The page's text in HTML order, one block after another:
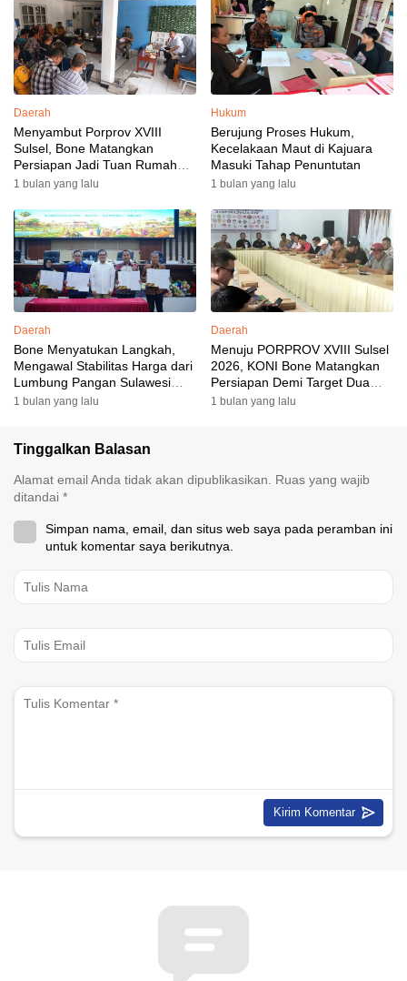
Daerah
Menyambut Porprov XVIII
Sulsel, Bone Matangkan
Persiapan Jadi Tuan Rumah
yang Berkesan: Wakil Bupati
Targetkan Venue dan
Akomodasi Rampung
1 bulan yang lalu
Hukum
Berujung Proses Hukum,
Kecelakaan Maut di Kajuara
Masuki Tahap Penuntutan
1 bulan yang lalu
Daerah
Bone Menyatukan Langkah,
Mengawal Stabilitas Harga dari
Lumbung Pangan Sulawesi
Selatan
1 bulan yang lalu
Daerah
Menuju PORPROV XVIII Sulsel
2026, KONI Bone Matangkan
Persiapan Demi Target Dua
Besar
1 bulan yang lalu
Tinggalkan Balasan
Alamat email Anda tidak akan dipublikasikan. Ruas yang wajib
ditandai *
Simpan nama, email, dan situs web saya pada peramban ini
untuk komentar saya berikutnya.